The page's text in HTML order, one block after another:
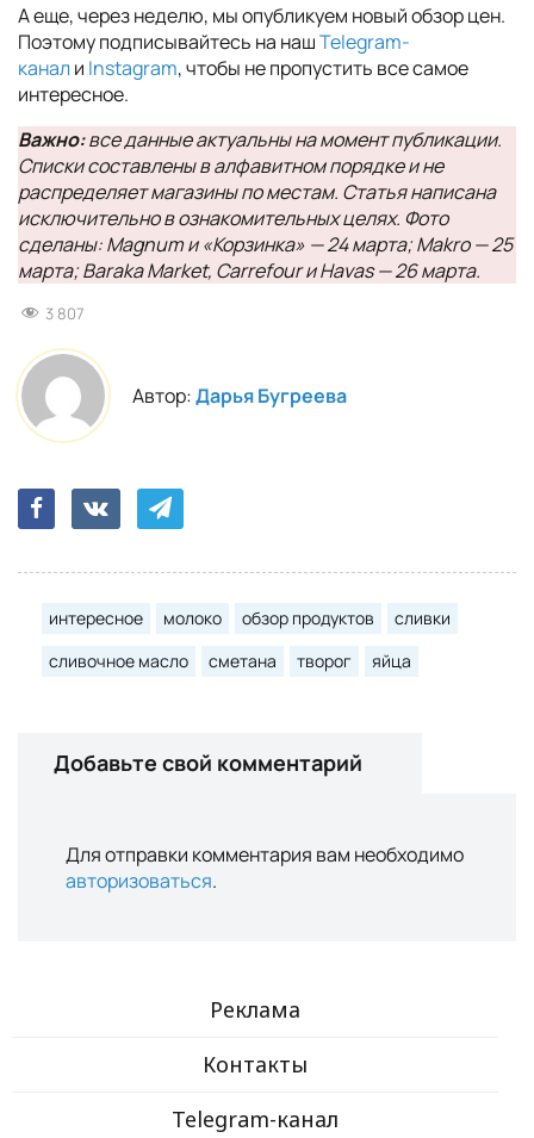
А еще, через неделю, мы опубликуем новый обзор цен.
Поэтому подписывайтесь на нашTelegram-
канал и Instagram, чтобы не пропустить все самое
интересное.
Важно:все данные актуальны на момент публикации.
Списки составлены в алфавитном порядке и не
распределяет магазины по местам. Статья написана
исключительно в ознакомительных целях. Фото
сделаны: Magnum и «Корзинка» — 24 марта; Makro — 25
марта; Baraka Market, Carrefour и Havas — 26 марта.
3 807
Автор:Дарья Бугреева
интересное молоко обзор продуктов
сливки
сливочное масло
сметана творог яйца
Добавьте свой комментарий
Для отправки комментария вам необходимо
авторизоваться.
Реклама
Контакты
Telegram-канал